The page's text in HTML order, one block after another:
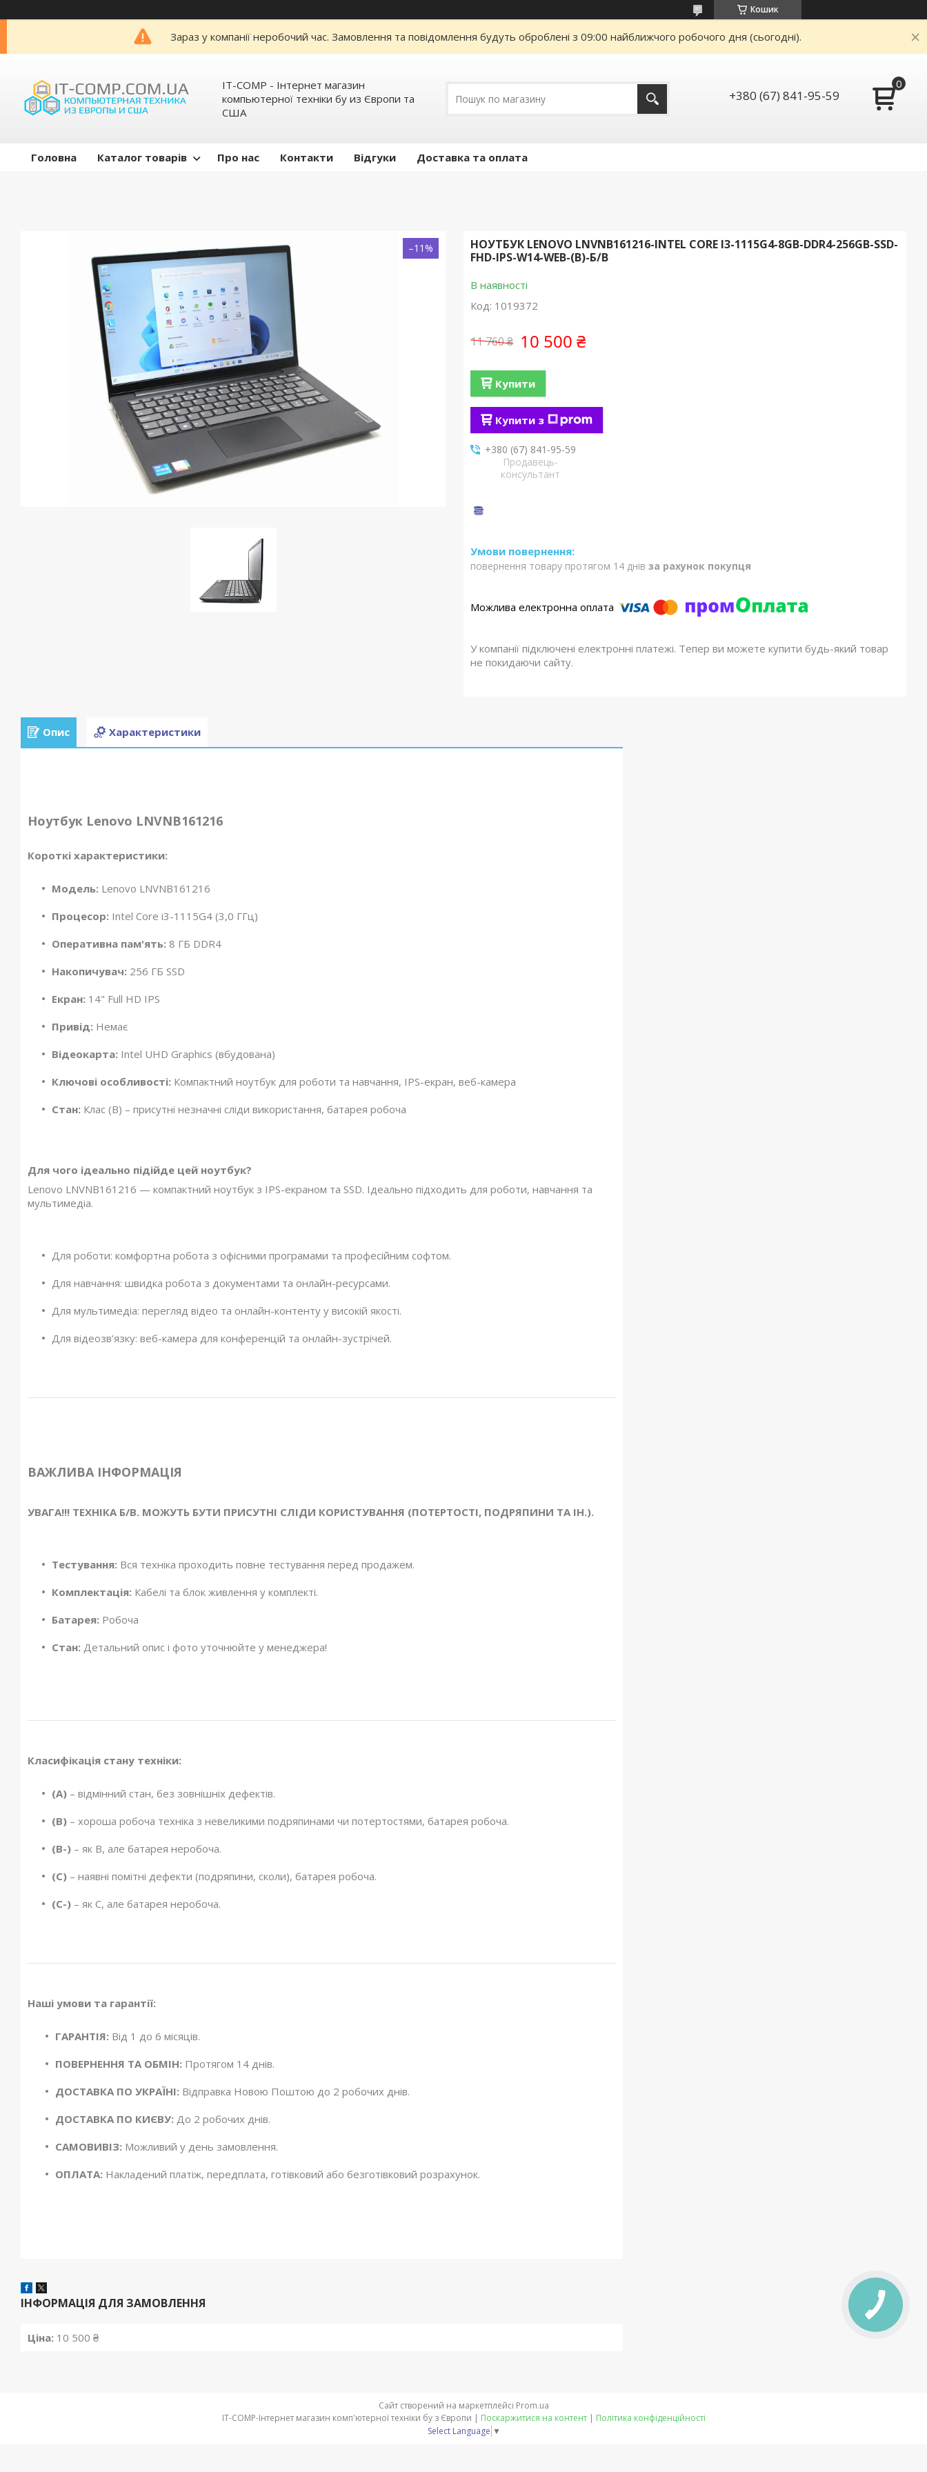
Кошик
Зараз у компанії неробочий час. Замовлення та повідомлення будуть оброблені з 09:00 найближчого робочого дня (сьогодні).
IT-COMP - Інтернет магазин
компьютерної техніки бу из Європи та
США
+380 (67) 841-95-59
Головна Каталог товарів Про нас Контакти Відгуки Доставка та оплата
–11%
НОУТБУК LENOVO LNVNB161216-INTEL CORE I3-1115G4-8GB-DDR4-256GB-SSD-
FHD-IPS-W14-WEB-(B)-Б/В
В наявності
Код: 1019372
11 760 ₴ 10 500 ₴
Купити
Купити з
+380 (67) 841-95-59
Продавець-
консультант
повернення товару протягом 14 днів за рахунок покупця
У компанії підключені електронні платежі. Тепер ви можете купити будь-який товар
не покидаючи сайту.
Опис Характеристики
Ноутбук Lenovo LNVNB161216
Короткі характеристики:
Модель: Lenovo LNVNB161216
Процесор: Intel Core i3-1115G4 (3,0 ГГц)
Оперативна пам'ять: 8 ГБ DDR4
Накопичувач: 256 ГБ SSD
Екран: 14" Full HD IPS
Привід: Немає
Відеокарта: Intel UHD Graphics (вбудована)
Ключові особливості: Компактний ноутбук для роботи та навчання, IPS-екран, веб-камера
Стан: Клас (B) – присутні незначні сліди використання, батарея робоча
Для чого ідеально підійде цей ноутбук?
Lenovo LNVNB161216 — компактний ноутбук з IPS-екраном та SSD. Ідеально підходить для роботи, навчання та
мультимедіа.
Для роботи: комфортна робота з офісними програмами та професійним софтом.
Для навчання: швидка робота з документами та онлайн-ресурсами.
Для мультимедіа: перегляд відео та онлайн-контенту у високій якості.
Для відеозв’язку: веб-камера для конференцій та онлайн-зустрічей.
ВАЖЛИВА ІНФОРМАЦІЯ
УВАГА!!! ТЕХНІКА Б/В. МОЖУТЬ БУТИ ПРИСУТНІ СЛІДИ КОРИСТУВАННЯ (ПОТЕРТОСТІ, ПОДРЯПИНИ ТА ІН.).
Тестування: Вся техніка проходить повне тестування перед продажем.
Комплектація: Кабелі та блок живлення у комплекті.
Батарея: Робоча
Стан: Детальний опис і фото уточнюйте у менеджера!
Класифікація стану техніки:
(А) – відмінний стан, без зовнішніх дефектів.
(B) – хороша робоча техніка з невеликими подряпинами чи потертостями, батарея робоча.
(B-) – як B, але батарея неробоча.
(C) – наявні помітні дефекти (подряпини, сколи), батарея робоча.
(C-) – як C, але батарея неробоча.
Наші умови та гарантії:
ГАРАНТІЯ: Від 1 до 6 місяців.
ПОВЕРНЕННЯ ТА ОБМІН: Протягом 14 днів.
ДОСТАВКА ПО УКРАЇНІ: Відправка Новою Поштою до 2 робочих днів.
ДОСТАВКА ПО КИЄВУ: До 2 робочих днів.
САМОВИВІЗ: Можливий у день замовлення.
ОПЛАТА: Накладений платіж, передплата, готівковий або безготівковий розрахунок.
ІНФОРМАЦІЯ ДЛЯ ЗАМОВЛЕННЯ
Ціна: 10 500 ₴
Сайт створений на маркетплейсі Prom.ua
IT-COMP-Інтернет магазин комп'ютерної техніки бу з Європи | Поскаржитися на контент | Політика конфіденційності
Select Language ▼